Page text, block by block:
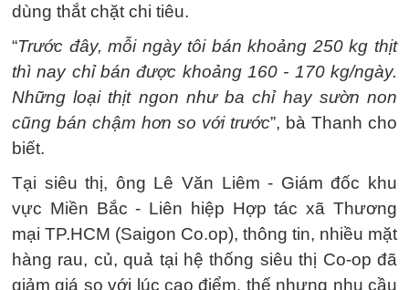
dùng thắt chặt chi tiêu.
“Trước đây, mỗi ngày tôi bán khoảng 250 kg thịt
thì nay chỉ bán được khoảng 160 - 170 kg/ngày.
Những loại thịt ngon như ba chỉ hay sườn non
cũng bán chậm hơn so với trước”, bà Thanh cho
biết.
Tại siêu thị, ông Lê Văn Liêm - Giám đốc khu
vực Miền Bắc - Liên hiệp Hợp tác xã Thương
mại TP.HCM (Saigon Co.op), thông tin, nhiều mặt
hàng rau, củ, quả tại hệ thống siêu thị Co-op đã
giảm giá so với lúc cao điểm, thế nhưng nhu cầu